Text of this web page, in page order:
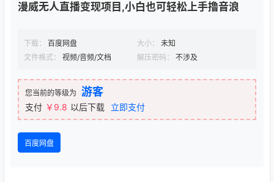
漫威无人直播变现项目,小白也可轻松上手撸音浪
下载： 百度网盘 大小：
未知
文件格式：
视频/音频/文档 解压密码： 不涉及
您当前的等级为 游客
支付 ￥9.8 以后下载 立即支付
百度网盘